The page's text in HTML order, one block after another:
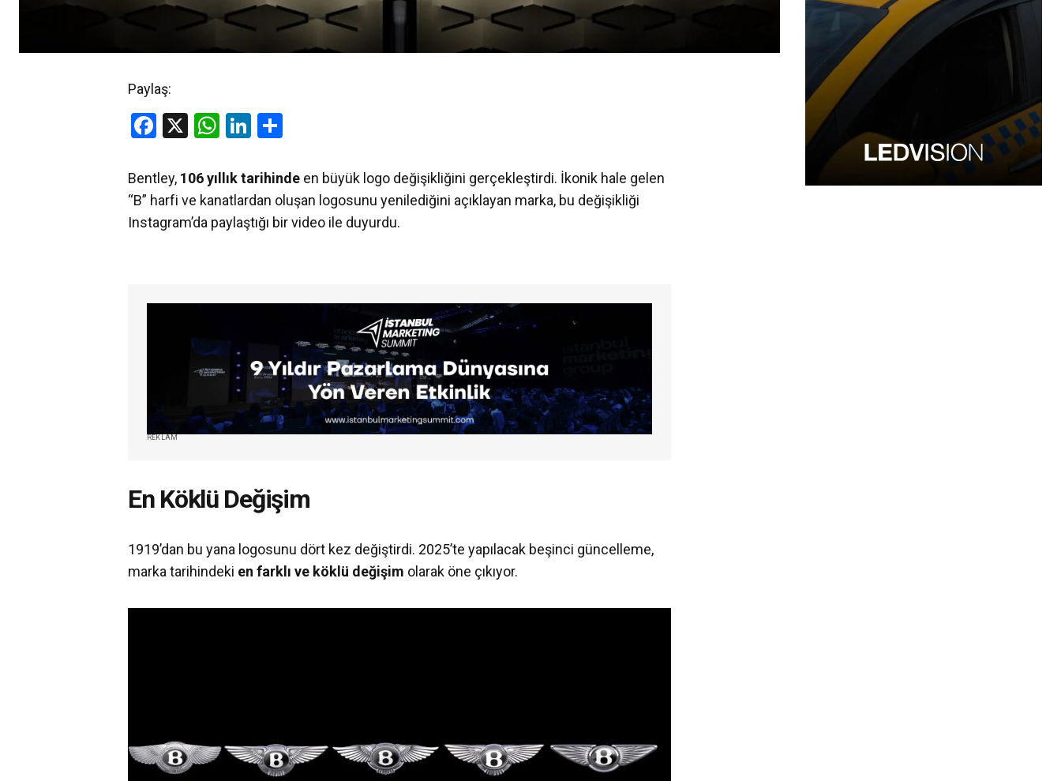
Paylaş:
Facebook
X WhatsApp
LinkedIn
Bentley, 106 yıllık tarihinde en büyük logo değişikliğini gerçekleştirdi. İkonik hale gelen
“B” harfi ve kanatlardan oluşan logosunu yenilediğini açıklayan marka, bu değişikliği
Instagram’da paylaştığı bir video ile duyurdu.
REKLAM
En Köklü Değişim
1919’dan bu yana logosunu dört kez değiştirdi. 2025’te yapılacak beşinci güncelleme,
marka tarihindeki en farklı ve köklü değişim olarak öne çıkıyor.